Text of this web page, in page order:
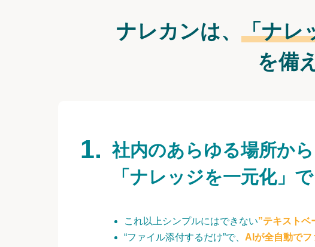
ナレカンは、 「ナレ
を備
社内のあらゆる場所から
「ナレッジを一元化」
これ以上シンプルにはできない”テキストベ
“ファイル添付するだけ”で、 AIが全自動でフ